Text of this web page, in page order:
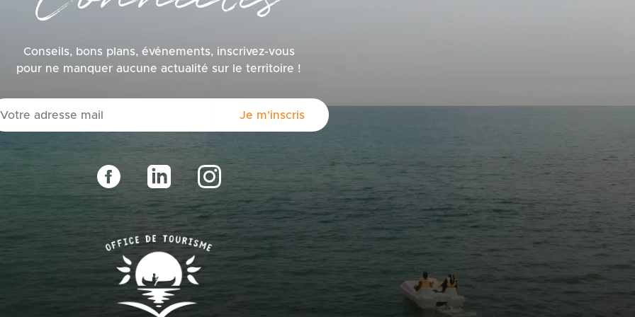
Conseils, bons plans, événements, inscrivez-vous
pour ne manquer aucune actualité sur le territoire !
Je m'inscris